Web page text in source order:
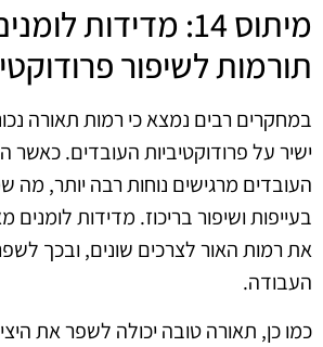
מיתוס 14: מדידות
תורמות לשיפור
במחקרים רבים נמצא כי רמות תאורה
ישיר על פרודוקטיביות העובדים.
העובדים מרגישים נוחות רבה יותר, מה
בעייפות ושיפור בריכוז. מדידות
את רמות האור לצרכים שונים, ובכך
העבודה.
כמו כן, תאורה טובה יכולה לשפר את